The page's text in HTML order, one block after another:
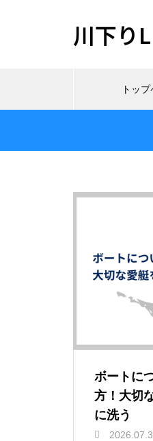
川下り
トッ
ボートに
方！大切
に洗う